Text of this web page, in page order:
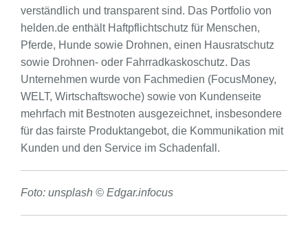
verständlich und transparent sind. Das Portfolio von
helden.de enthält Haftpflichtschutz für Menschen,
Pferde, Hunde sowie Drohnen, einen Hausratschutz
sowie Drohnen- oder Fahrradkaskoschutz. Das
Unternehmen wurde von Fachmedien (FocusMoney,
WELT, Wirtschaftswoche) sowie von Kundenseite
mehrfach mit Bestnoten ausgezeichnet, insbesondere
für das fairste Produktangebot, die Kommunikation mit
Kunden und den Service im Schadenfall.
Foto: unsplash © Edgar.infocus